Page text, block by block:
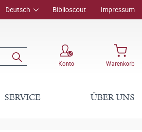
Deutsch Biblioscout Impressum
Konto Warenkorb
SERVICE ÜBER UNS